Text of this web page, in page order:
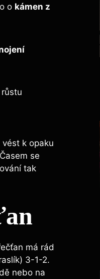
o kámen z
k opaku⁣
se
tak‌
⁤má‌ rád
3-1-2.
nebo na